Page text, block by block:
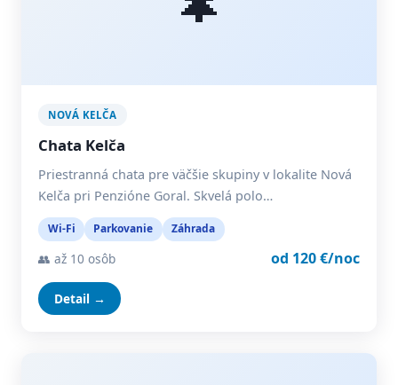
NOVÁ KELČA
Chata Kelča
Priestranná chata pre väčšie skupiny v lokalite Nová
Kelča pri Penzióne Goral. Skvelá polo…
Wi-Fi Parkovanie Záhrada
👥 až 10 osôb od 120 €/noc
Detail →